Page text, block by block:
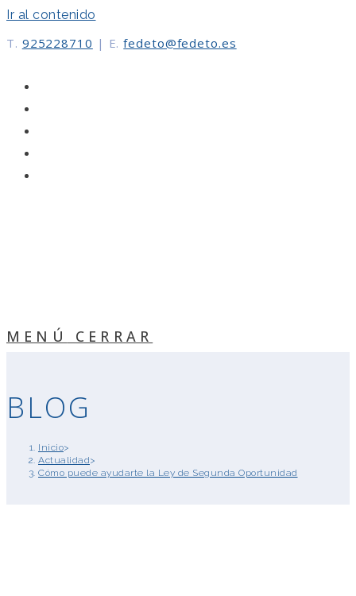
Ir al contenido
T. 925228710 | E. fedeto@fedeto.es
MENÚ CERRAR
BLOG
Inicio>
Actualidad>
Cómo puede ayudarte la Ley de Segunda Oportunidad